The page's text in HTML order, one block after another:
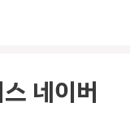
네이버